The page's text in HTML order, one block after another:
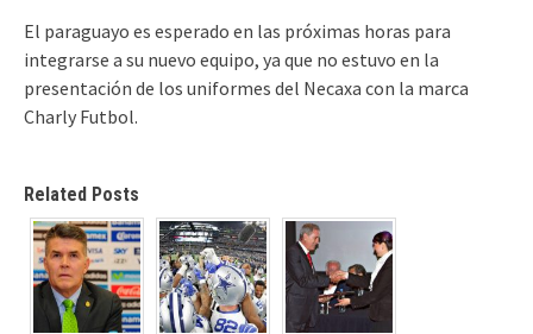
El paraguayo es esperado en las próximas horas para
integrarse a su nuevo equipo, ya que no estuvo en la
presentación de los uniformes del Necaxa con la marca
Charly Futbol.
Related Posts